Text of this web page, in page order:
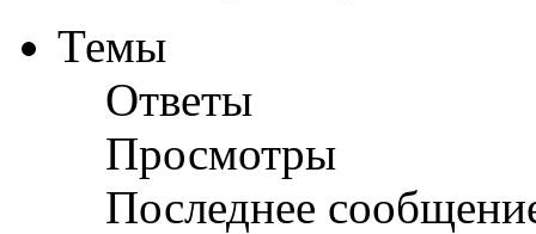
Темы
Ответы
Просмотры
Последнее